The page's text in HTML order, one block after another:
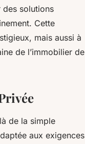
des solutions
Cette
mais aussi à
de l’immobilier de
de la simple
aux exigences